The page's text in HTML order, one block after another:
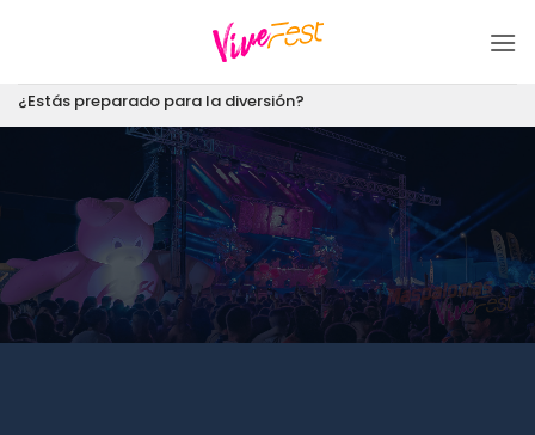
¿Estás preparado para la diversión?